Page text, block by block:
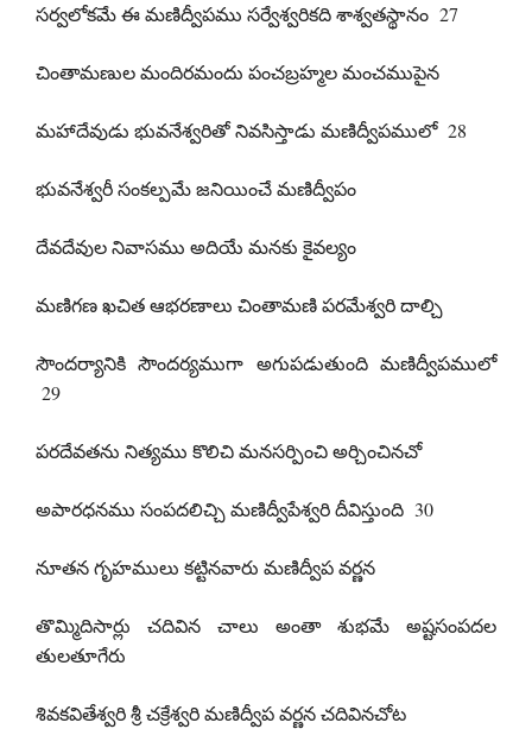
సర్వలోకమే ఈ మణిద్వీపము సర్వేశ్వరికది శాశ్వతస్థానం 27
చింతామణుల మందిరమందు పంచబ్రహ్మల మంచముపైన
మహాదేవుడు భువనేశ్వరితో నివసిస్తాడు మణిద్వీపములో 28
భువనేశ్వరీ సంకల్పమే జనియించే మణిద్వీపం
దేవదేవుల నివాసము అదియే మనకు కైవల్యం
మణిగణ ఖచిత ఆభరణాలు చింతామణి పరమేశ్వరి దాల్చి
సౌందర్యానికి సౌందర్యముగా అగుపడుతుంది మణిద్వీపములో
29
పరదేవతను నిత్యము కొలిచి మనసర్పించి అర్చించినచో
అపారధనము సంపదలిచ్చి మణిద్వీపేశ్వరి దీవిస్తుంది 30
నూతన గృహములు కట్టినవారు మణిద్వీప వర్ణన
తొమ్మిదిసార్లు చదివిన చాలు అంతా శుభమే అష్టసంపదల
తులతూగేరు
శివకవితేశ్వరి శ్రీ చక్రేశ్వరి మణిద్వీప వర్ణన చదివినచోట